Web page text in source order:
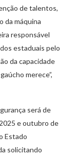
de talentos,
da máquina
responsável
estaduais pelo
da capacidade
merece”,
será de
e outubro de
Estado
solicitando